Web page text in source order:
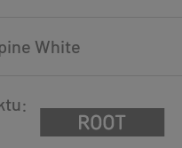
White